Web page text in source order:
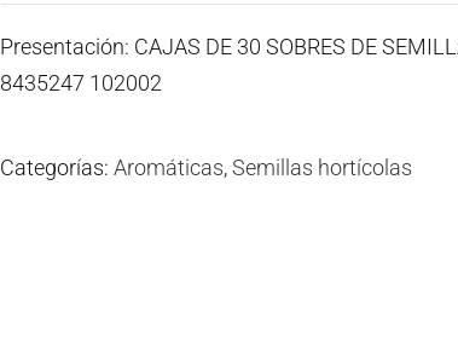
Presentación: CAJAS DE 30 SOBRES DE
8435247 102002
Categorías: Aromáticas,Semillas hortícolas